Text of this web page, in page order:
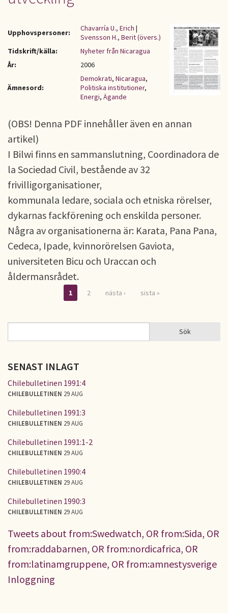
Upphovspersoner: Chavarría U., Erich |
Svensson H., Berit (övers.)
Tidskrift/källa:
Nyheter från Nicaragua
År:
2006
Ämnesord:
Demokrati, Nicaragua,
Politiska institutioner,
Energi, Ägande
(OBS! Denna PDF innehåller även en annan
artikel)
I Bilwi finns en sammanslutning, Coordinadora de
la Sociedad Civil, bestående av 32
frivilligorganisationer,
kommunala ledare, sociala och etniska rörelser,
dykarnas fackförening och enskilda personer.
Några av organisationerna är: Karata, Pana Pana,
Cedeca, Ipade, kvinnorörelsen Gaviota,
universiteten Bicu och Uraccan och
åldermansrådet.
Sidor
1 2 nästa › sista »
SÖKFORMULÄR Sök
SENAST INLAGT
Chilebulletinen 1991:4
CHILEBULLETINEN 29 AUG
Chilebulletinen 1991:3
CHILEBULLETINEN 29 AUG
Chilebulletinen 1991:1-2
CHILEBULLETINEN 29 AUG
Chilebulletinen 1990:4
CHILEBULLETINEN 29 AUG
Chilebulletinen 1990:3
CHILEBULLETINEN 29 AUG
Tweets about from:Swedwatch, OR from:Sida, OR
from:raddabarnen, OR from:nordicafrica, OR
from:latinamgruppene, OR from:amnestysverige
Inloggning